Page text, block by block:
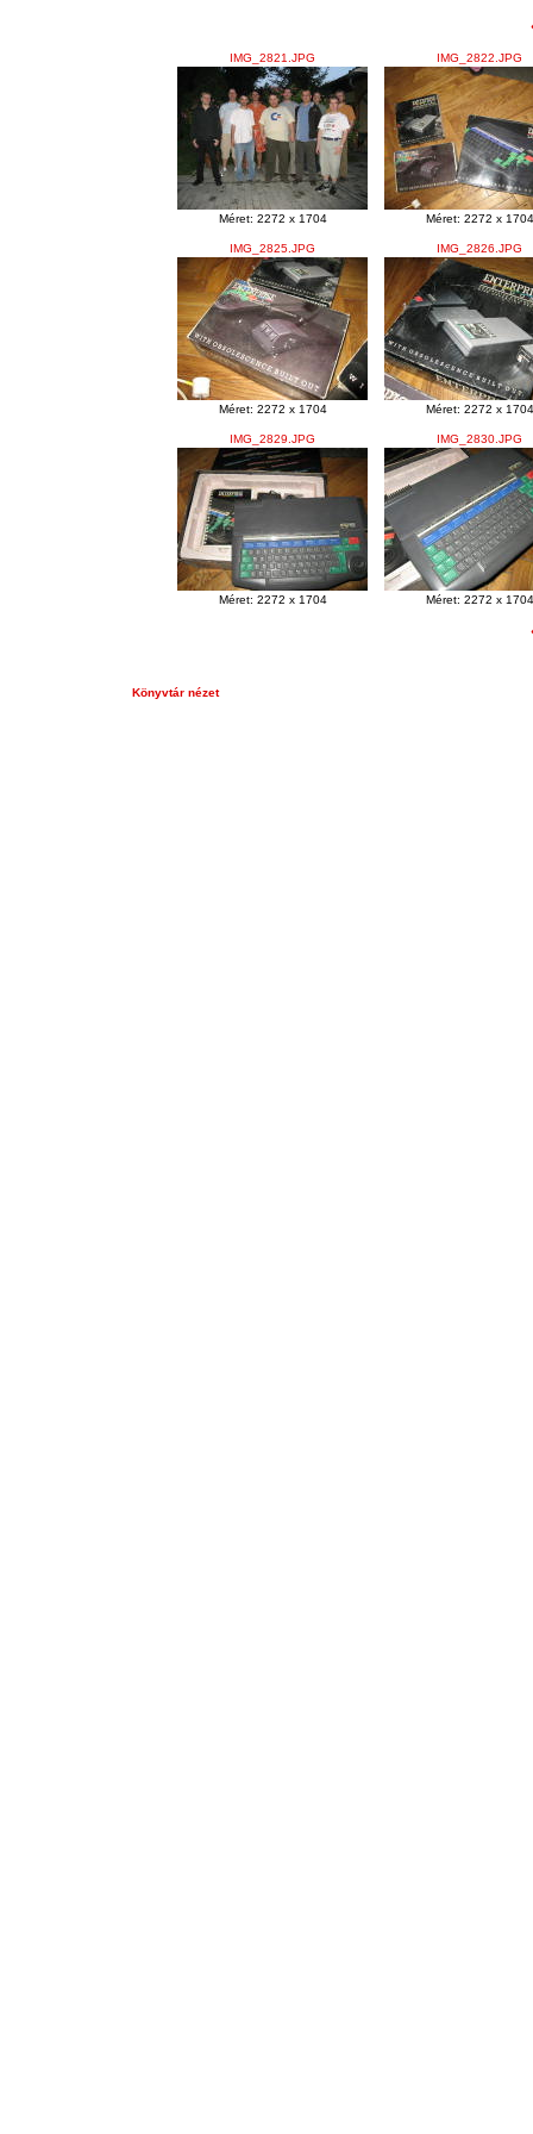
IMG_2821.JPG
Méret: 2272 x 1704
IMG_2822.JPG
Méret: 2272 x 1704
IMG_2825.JPG
Méret: 2272 x 1704
IMG_2826.JPG
Méret: 2272 x 1704
IMG_2829.JPG
Méret: 2272 x 1704
IMG_2830.JPG
Méret: 2272 x 1704
Könyvtár nézet